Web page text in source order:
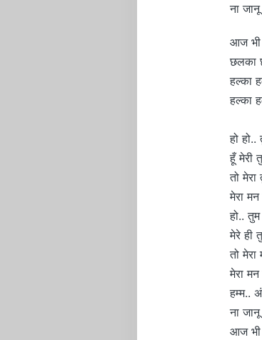
ना
आज भी
छलका
हल्का
हल्का
हो
हूँ मेरी
तो
मेरा
हो..
मेरे ही
तो मेरा
मेरा
हम्म..
ना
आज भी